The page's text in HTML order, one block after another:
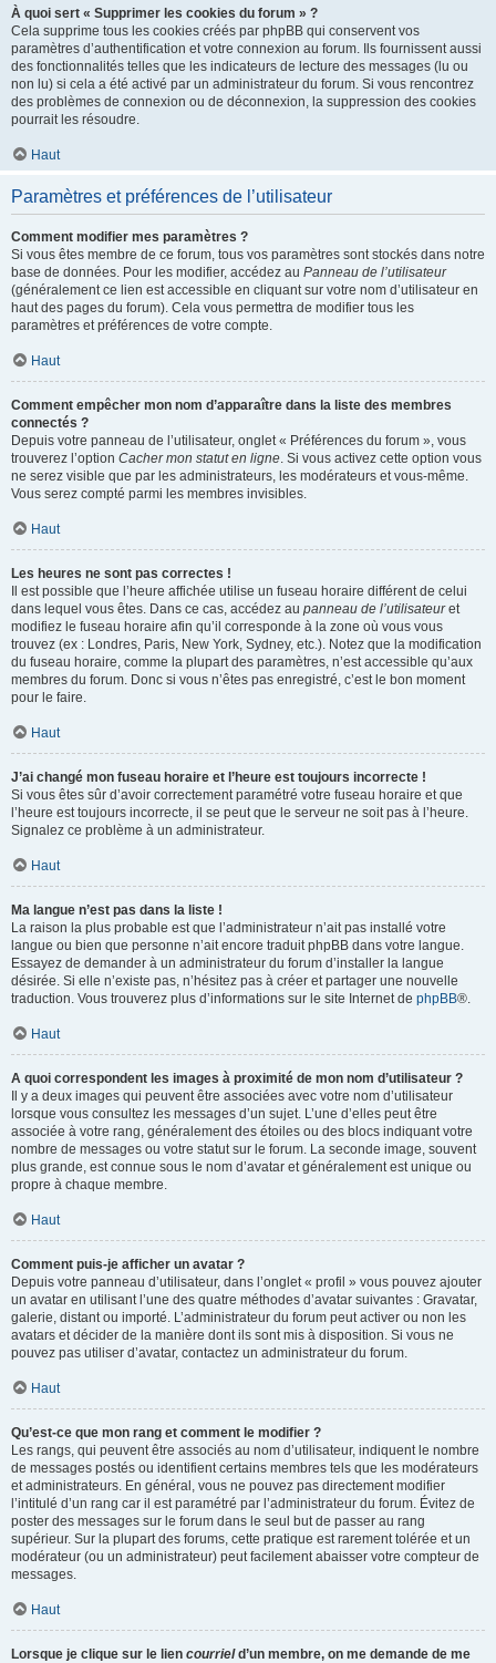
À quoi sert « Supprimer les cookies du forum » ?
Cela supprime tous les cookies créés par phpBB qui conservent vos
paramètres d’authentification et votre connexion au forum. Ils fournissent aussi
des fonctionnalités telles que les indicateurs de lecture des messages (lu ou
non lu) si cela a été activé par un administrateur du forum. Si vous rencontrez
des problèmes de connexion ou de déconnexion, la suppression des cookies
pourrait les résoudre.
Haut
Paramètres et préférences de l’utilisateur
Comment modifier mes paramètres ?
Si vous êtes membre de ce forum, tous vos paramètres sont stockés dans notre
base de données. Pour les modifier, accédez au Panneau de l’utilisateur
(généralement ce lien est accessible en cliquant sur votre nom d’utilisateur en
haut des pages du forum). Cela vous permettra de modifier tous les
paramètres et préférences de votre compte.
Haut
Comment empêcher mon nom d’apparaître dans la liste des membres
connectés ?
Depuis votre panneau de l’utilisateur, onglet « Préférences du forum », vous
trouverez l’option Cacher mon statut en ligne. Si vous activez cette option vous
ne serez visible que par les administrateurs, les modérateurs et vous-même.
Vous serez compté parmi les membres invisibles.
Haut
Les heures ne sont pas correctes !
Il est possible que l’heure affichée utilise un fuseau horaire différent de celui
dans lequel vous êtes. Dans ce cas, accédez au panneau de l’utilisateuret
modifiez le fuseau horaire afin qu’il corresponde à la zone où vous vous
trouvez (ex : Londres, Paris, New York, Sydney, etc.). Notez que la modification
du fuseau horaire, comme la plupart des paramètres, n’est accessible qu’aux
membres du forum. Donc si vous n’êtes pas enregistré, c’est le bon moment
pour le faire.
Haut
J’ai changé mon fuseau horaire et l’heure est toujours incorrecte !
Si vous êtes sûr d’avoir correctement paramétré votre fuseau horaire et que
l’heure est toujours incorrecte, il se peut que le serveur ne soit pas à l’heure.
Signalez ce problème à un administrateur.
Haut
Ma langue n’est pas dans la liste !
La raison la plus probable est que l’administrateur n’ait pas installé votre
langue ou bien que personne n’ait encore traduit phpBB dans votre langue.
Essayez de demander à un administrateur du forum d’installer la langue
désirée. Si elle n’existe pas, n’hésitez pas à créer et partager une nouvelle
traduction. Vous trouverez plus d’informations sur le site Internet de phpBB®.
Haut
A quoi correspondent les images à proximité de mon nom d’utilisateur ?
Il y a deux images qui peuvent être associées avec votre nom d’utilisateur
lorsque vous consultez les messages d’un sujet. L’une d’elles peut être
associée à votre rang, généralement des étoiles ou des blocs indiquant votre
nombre de messages ou votre statut sur le forum. La seconde image, souvent
plus grande, est connue sous le nom d’avatar et généralement est unique ou
propre à chaque membre.
Haut
Comment puis-je afficher un avatar ?
Depuis votre panneau d’utilisateur, dans l’onglet « profil » vous pouvez ajouter
un avatar en utilisant l’une des quatre méthodes d’avatar suivantes : Gravatar,
galerie, distant ou importé. L’administrateur du forum peut activer ou non les
avatars et décider de la manière dont ils sont mis à disposition. Si vous ne
pouvez pas utiliser d’avatar, contactez un administrateur du forum.
Haut
Qu’est-ce que mon rang et comment le modifier ?
Les rangs, qui peuvent être associés au nom d’utilisateur, indiquent le nombre
de messages postés ou identifient certains membres tels que les modérateurs
et administrateurs. En général, vous ne pouvez pas directement modifier
l’intitulé d’un rang car il est paramétré par l’administrateur du forum. Évitez de
poster des messages sur le forum dans le seul but de passer au rang
supérieur. Sur la plupart des forums, cette pratique est rarement tolérée et un
modérateur (ou un administrateur) peut facilement abaisser votre compteur de
messages.
Haut
Lorsque je clique sur le lien courrield’un membre, on me demande de me